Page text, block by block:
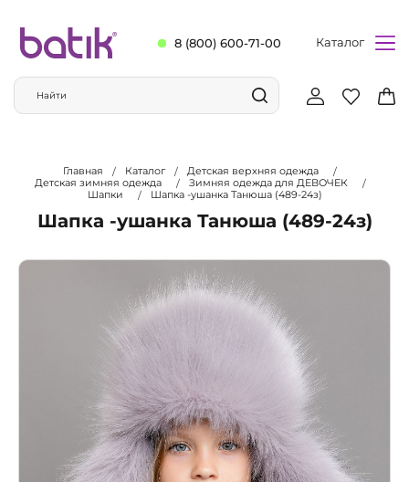
8 (800) 600-71-00 Каталог
Главная Каталог
Детская верхняя одежда
Детская зимняя одежда
Зимняя одежда для ДЕВОЧЕК
Шапки
Шапка -ушанка Танюша (489-24з)
Шапка -ушанка Танюша (489-24з)